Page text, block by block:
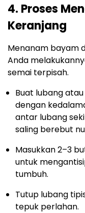
4. Proses
Keranjang
Menanam bayam
Anda
semai terpisah.
Buat lubang
dengan
antar lubang
saling berebut
Masukkan 2–3
untuk
tumbuh.
Tutup lubang
tepuk perlahan.